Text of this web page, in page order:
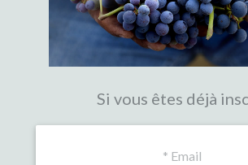
Si vous êtes déjà
* Email